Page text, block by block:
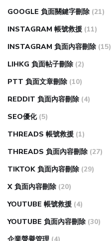
GOOGLE 負面關鍵字刪除 (21)
INSTAGRAM 帳號救援 (11)
INSTAGRAM 負面內容刪除 (15)
LIHKG 負面帖子刪除 (2)
PTT 負面文章刪除 (10)
REDDIT 負面內容刪除 (4)
SEO優化 (5)
THREADS 帳號救援 (1)
THREADS 負面內容刪除 (27)
TIKTOK 負面內容刪除 (29)
X 負面內容刪除 (20)
YOUTUBE 帳號救援 (4)
YOUTUBE 負面內容刪除 (30)
企業聲譽管理 (4)